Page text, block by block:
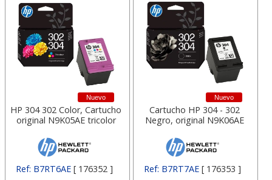
Nuevo
HP 304 302 Color, Cartucho
original N9K05AE tricolor
Ref: B7RT6AE[ 176352 ]
Nuevo
Cartucho HP 304 - 302
Negro, original N9K06AE
Ref: B7RT7AE[ 176353 ]